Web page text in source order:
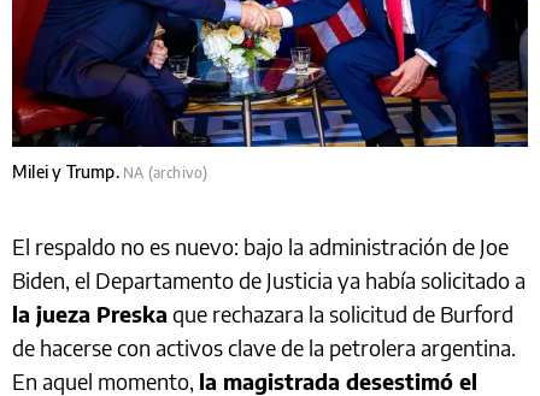
Milei y Trump. NA (archivo)
El respaldo no es nuevo: bajo la administración de Joe
Biden, el Departamento de Justicia ya había solicitado a
la jueza Preska que rechazara la solicitud de Burford
de hacerse con activos clave de la petrolera argentina.
En aquel momento, la magistrada desestimó el